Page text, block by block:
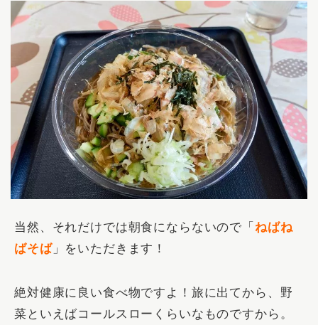
当然、それだけでは朝食にならないので「 ねばね
ばそば」をいただきます！
絶対健康に良い食べ物ですよ！旅に出てから、野
菜といえばコールスローくらいなものですから。